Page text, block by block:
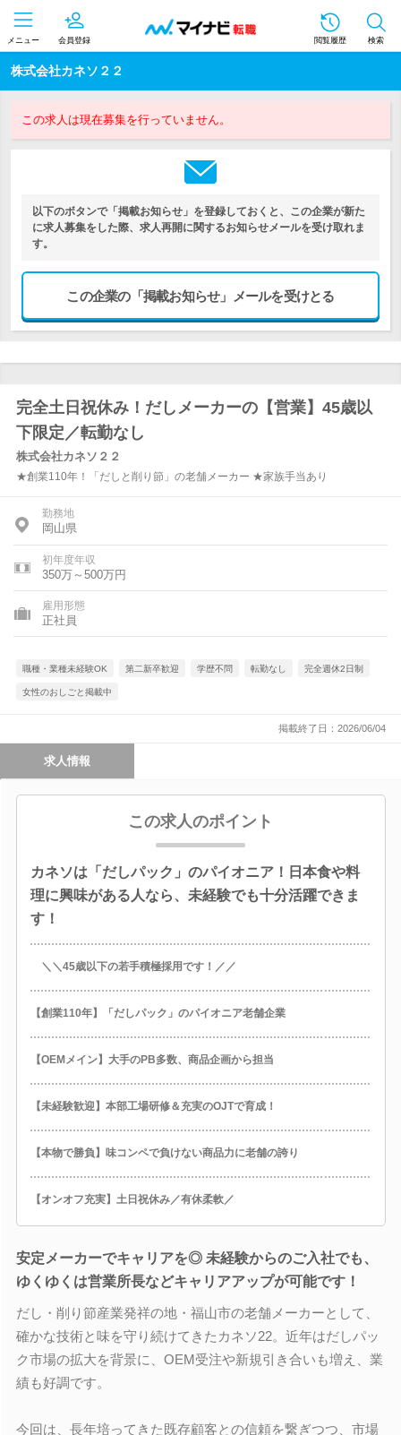
メニュー 会員登録 閲覧履歴 検索
株式会社カネソ２２
この求人は現在募集を行っていません。
以下のボタンで「掲載お知らせ」を登録しておくと、この企業が新た
に求人募集をした際、求人再開に関するお知らせメールを受け取れま
す。
この企業の「掲載お知らせ」メールを受けとる
完全土日祝休み！だしメーカーの【営業】45歳以
下限定／転勤なし
株式会社カネソ２２
★創業110年！「だしと削り節」の老舗メーカー ★家族手当あり
勤務地
岡山県
初年度年収
350万～500万円
雇用形態
正社員
職種・業種未経験OK 第二新卒歓迎 学歴不問 転勤なし 完全週休2日制
女性のおしごと掲載中
掲載終了日：2026/06/04
求人情報
この求人のポイント
カネソは「だしパック」のパイオニア！日本食や料
理に興味がある人なら、未経験でも十分活躍できま
す！
＼＼45歳以下の若手積極採用です！／／
【創業110年】「だしパック」のパイオニア老舗企業
【OEMメイン】大手のPB多数、商品企画から担当
【未経験歓迎】本部工場研修＆充実のOJTで育成！
【本物で勝負】味コンペで負けない商品力に老舗の誇り
【オンオフ充実】土日祝休み／有休柔軟／
安定メーカーでキャリアを◎ 未経験からのご入社でも、
ゆくゆくは営業所長などキャリアアップが可能です！
だし・削り節産業発祥の地・福山市の老舗メーカーとして、
確かな技術と味を守り続けてきたカネソ22。近年はだしパッ
ク市場の拡大を背景に、OEM受注や新規引き合いも増え、業
績も好調です。
今回は、長年培ってきた既存顧客との信頼を繋ぎつつ、市場